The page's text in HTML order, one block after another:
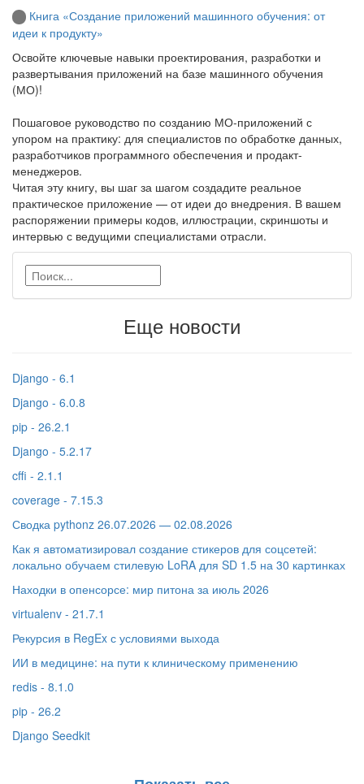
Книга «Создание приложений машинного обучения: от
идеи к продукту»
Освойте ключевые навыки проектирования, разработки и
развертывания приложений на базе машинного обучения
(МО)!
Пошаговое руководство по созданию МО-приложений с
упором на практику: для специалистов по обработке данных,
разработчиков программного обеспечения и продакт-
менеджеров.
Читая эту книгу, вы шаг за шагом создадите реальное
практическое приложение — от идеи до внедрения. В вашем
распоряжении примеры кодов, иллюстрации, скриншоты и
интервью с ведущими специалистами отрасли.
Еще новости
Django - 6.1
Django - 6.0.8
pip - 26.2.1
Django - 5.2.17
cffi - 2.1.1
coverage - 7.15.3
Сводка pythonz 26.07.2026 — 02.08.2026
Как я автоматизировал создание стикеров для соцсетей:
локально обучаем стилевую LoRA для SD 1.5 на 30 картинках
Находки в опенсорсе: мир питона за июль 2026
virtualenv - 21.7.1
Рекурсия в RegEx с условиями выхода
ИИ в медицине: на пути к клиническому применению
redis - 8.1.0
pip - 26.2
Django Seedkit